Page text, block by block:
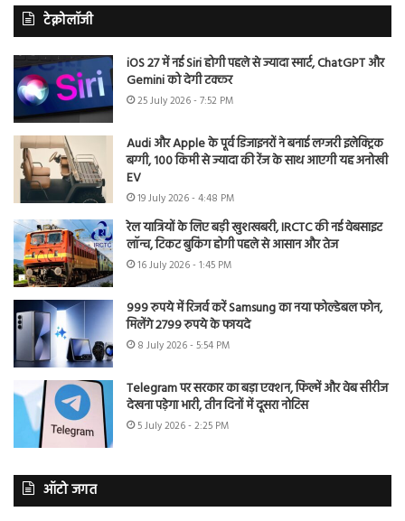
टेक्नोलॉजी
iOS 27 में नई Siri होगी पहले से ज्यादा स्मार्ट, ChatGPT और
Gemini को देगी टक्कर
25 July 2026 - 7:52 PM
Audi और Apple के पूर्व डिजाइनरों ने बनाई लग्जरी इलेक्ट्रिक
बग्गी, 100 किमी से ज्यादा की रेंज के साथ आएगी यह अनोखी
EV
19 July 2026 - 4:48 PM
रेल यात्रियों के लिए बड़ी खुशखबरी, IRCTC की नई वेबसाइट
लॉन्च, टिकट बुकिंग होगी पहले से आसान और तेज
16 July 2026 - 1:45 PM
999 रुपये में रिजर्व करें Samsung का नया फोल्डेबल फोन,
मिलेंगे 2799 रुपये के फायदे
8 July 2026 - 5:54 PM
Telegram पर सरकार का बड़ा एक्शन, फिल्में और वेब सीरीज
देखना पड़ेगा भारी, तीन दिनों में दूसरा नोटिस
5 July 2026 - 2:25 PM
ऑटो जगत